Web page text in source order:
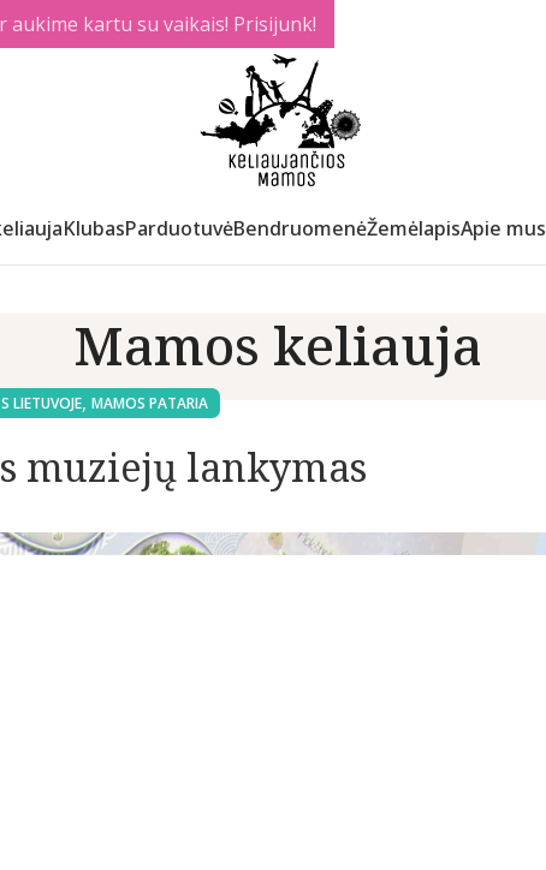
KlubasParduotuvėBendruomenėŽemėlapisApie mus
Mamos keliauja
LIETUVOJE, MAMOS PATARIA
muziejų lankymas
kartu su vaikais! Prisijunk!